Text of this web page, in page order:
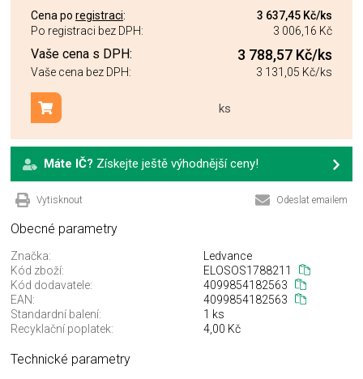
Cena po registraci: 3 637,45 Kč/ks
Po registraci bez DPH:
3 006,16 Kč
Vaše cena s DPH: 3 788,57 Kč/ks
Vaše cena bez DPH: 3 131,05 Kč/ks
ks
Přidat do košíku
Máte IČ? Získejte ještě výhodnější ceny!
Vytisknout Odeslat emailem
Obecné parametry
Značka:
Ledvance
Kód zboží:
ELOSOS1788211
Kód dodavatele:
4099854182563
EAN:
4099854182563
Standardní balení:
1 ks
Recyklační poplatek:
4,00 Kč
Technické parametry